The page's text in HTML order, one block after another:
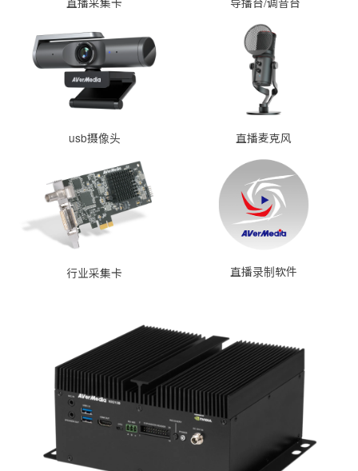
usb摄像头 直播麦克风
行业采集卡 直播录制软件